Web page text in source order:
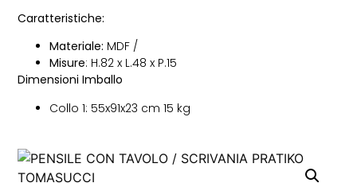
Caratteristiche:
Materiale: MDF /
Misure: H.82 x L.48 x P.15
Dimensioni Imballo
Collo 1: 55x91x23 cm 15 kg